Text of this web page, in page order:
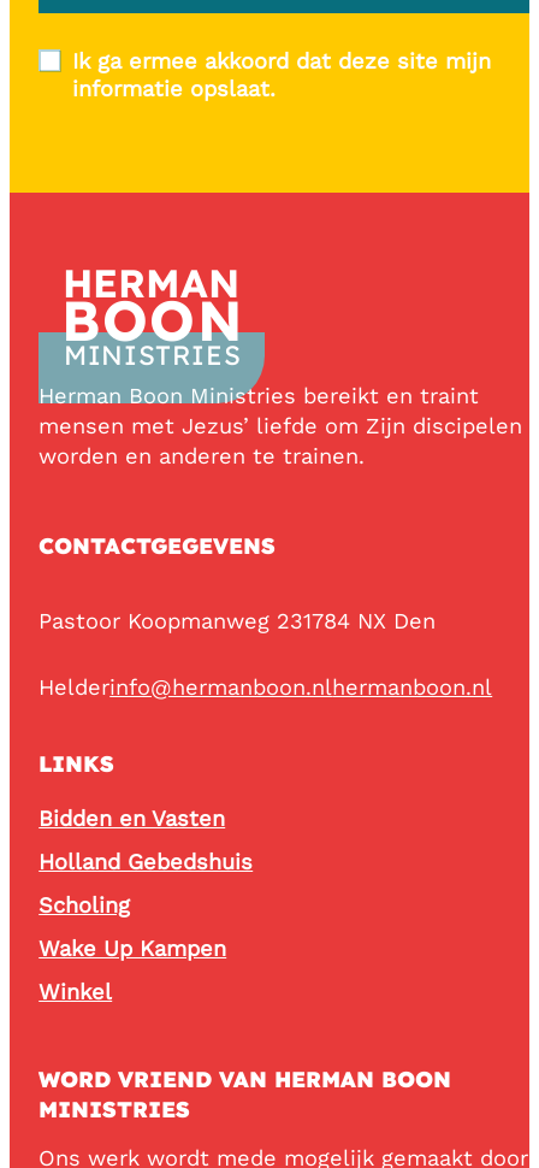
Ik ga ermee akkoord dat deze site mijn
informatie opslaat.
MINISTRIES
BOON
HERMAN
Herman Boon Ministries bereikt en traint
mensen met Jezus’ liefde om Zijn discipelen
worden en anderen te trainen.
CONTACTGEGEVENS
Pastoor Koopmanweg 231784 NX Den
Helderinfo@hermanboon.nlhermanboon.nl
LINKS
Bidden en Vasten
Holland Gebedshuis
Scholing
Wake Up Kampen
Winkel
WORD VRIEND VAN HERMAN BOON
MINISTRIES
Ons werk wordt mede mogelijk gemaakt door